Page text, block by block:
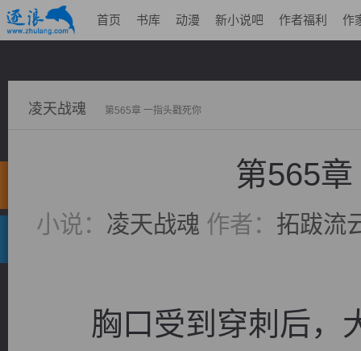
首页 书库 动漫 新小说吧 作者福利 作
凌天战魂 第565章 一指头戳死你
第565
小说： 凌天战魂 作者： 拓跋流
胸口受到穿刺后，